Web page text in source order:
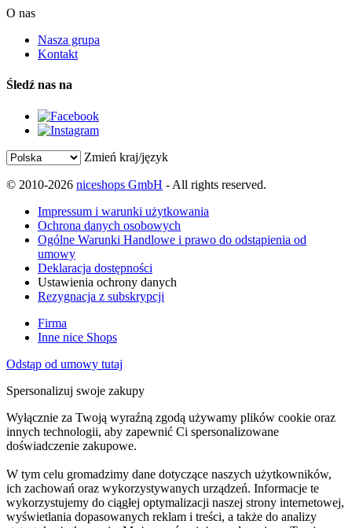
O nas
Nasza grupa
Kontakt
Śledź nas na
Zmień kraj/język
© 2010-2026 niceshops GmbH - All rights reserved.
Impressum i warunki użytkowania
Ochrona danych osobowych
Ogólne Warunki Handlowe i prawo do odstąpienia od
umowy
Deklaracja dostępności
Ustawienia ochrony danych
Rezygnacja z subskrypcji
Firma
Inne nice Shops
Odstąp od umowy tutaj
Spersonalizuj swoje zakupy
Wyłącznie za Twoją wyraźną zgodą używamy plików cookie oraz
innych technologii, aby zapewnić Ci spersonalizowane
doświadczenie zakupowe.
W tym celu gromadzimy dane dotyczące naszych użytkowników,
ich zachowań oraz wykorzystywanych urządzeń. Informacje te
wykorzystujemy do ciągłej optymalizacji naszej strony internetowej,
wyświetlania dopasowanych reklam i treści, a także do analizy